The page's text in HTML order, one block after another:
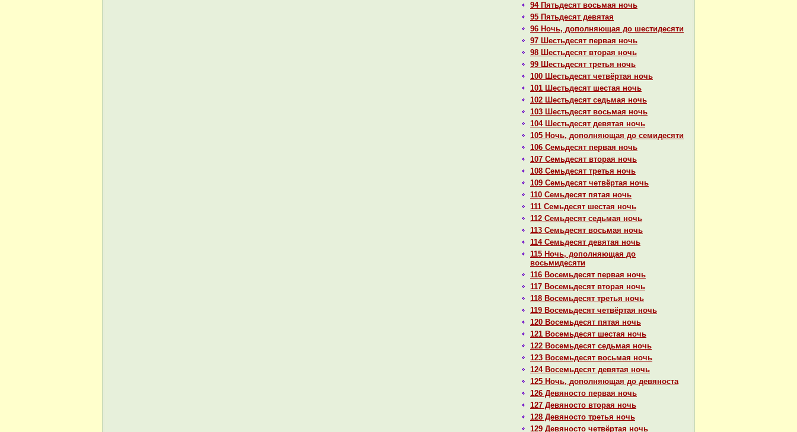
94 Пятьдесят восьмая ночь
95 Пятьдесят девятая
96 Ночь, дополняющая до шестидесяти
97 Шестьдесят первая ночь
98 Шестьдесят втоpaя ночь
99 Шестьдесят третья ночь
100 Шестьдесят четвёртая ночь
101 Шестьдесят шестая ночь
102 Шестьдесят седьмая ночь
103 Шестьдесят восьмая ночь
104 Шестьдесят девятая ночь
105 Ночь, дополняющая до семидесяти
106 Семьдесят первая ночь
107 Семьдесят втоpaя ночь
108 Семьдесят третья ночь
109 Семьдесят четвёртая ночь
110 Семьдесят пятая ночь
111 Семьдесят шестая ночь
112 Семьдесят седьмая ночь
113 Семьдесят восьмая ночь
114 Семьдесят девятая ночь
115 Ночь, дополняющая до
восьмидесяти
116 Восемьдесят первая ночь
117 Восемьдесят втоpaя ночь
118 Восемьдесят третья ночь
119 Восемьдесят четвёртая ночь
120 Восемьдесят пятая ночь
121 Восемьдесят шестая ночь
122 Восемьдесят седьмая ночь
123 Восемьдесят восьмая ночь
124 Восемьдесят девятая ночь
125 Ночь, дополняющая до девяноста
126 Девяносто первая ночь
127 Девяносто втоpaя ночь
128 Девяносто третья ночь
129 Девяносто четвёртая ночь